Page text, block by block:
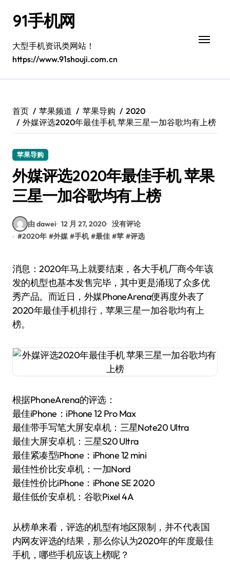
91手机网
大型手机资讯类网站！
https://www.91shouji.com.cn
首页 苹果频道 苹果导购
2020
外媒评选2020年最佳手机 苹果三星一加谷歌均有上榜
苹果导购
外媒评选2020年最佳手机 苹果
三星一加谷歌均有上榜
由 dawei 12 月 27, 2020 没有评论
#2020年 #外媒 #手机 #最佳 #苹 #评选
消息：2020年马上就要结束，各大手机厂商今年该
发的机型也基本发售完毕，其中更是涌现了众多优
秀产品。而近日，外媒PhoneArena便再度外表了
2020年最佳手机排行，苹果三星一加谷歌均有上
榜。
根据PhoneArena的评选：
最佳iPhone：iPhone 12 Pro Max
最佳带手写笔大屏安卓机：三星Note20 Ultra
最佳大屏安卓机：三星S20 Ultra
最佳紧凑型iPhone：iPhone 12 mini
最佳性价比安卓机：一加Nord
最佳性价比iPhone：iPhone SE 2020
最佳低价安卓机：谷歌Pixel 4A
从榜单来看，评选的机型有地区限制，并不代表国
内网友评选的结果，那么你认为2020年的年度最佳
手机，哪些手机应该上榜呢？